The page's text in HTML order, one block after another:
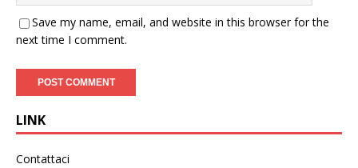
Save my name, email, and website in this browser for the
next time I comment.
LINK
Contattaci